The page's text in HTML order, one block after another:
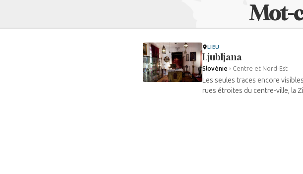
Mot-
LIEU
Ljubljana
Slovénie › Centre et Nord-Est
Les seules traces encore
rues étroites du centre-ville, la